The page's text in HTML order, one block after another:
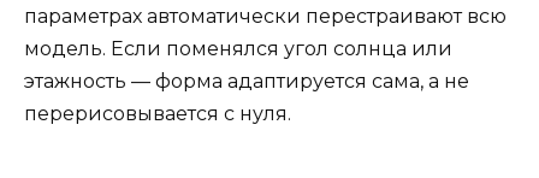
параметрах автоматически перестраивают всю
модель. Если поменялся угол солнца или
этажность — форма адаптируется сама, а не
перерисовывается с нуля.